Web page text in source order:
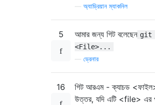
অ্যাড্রিয়ান ম্যাকনিল
5 আমার জন্য গিট বলেছেন git
<File>...
ড্রেনার
16
গিট আরএম - ক্যাচড
উত্তর, যদি এটি <file> এর